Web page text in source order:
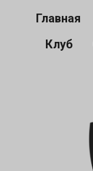
Главная
Клуб